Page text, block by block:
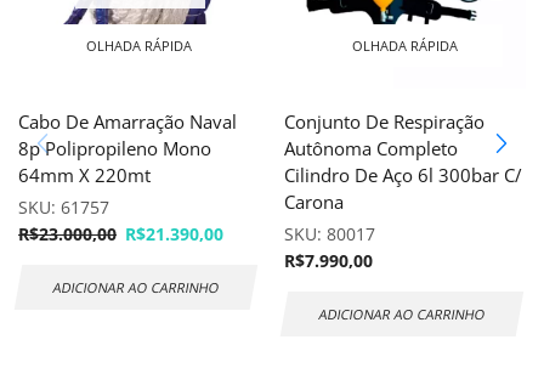
OLHADA RÁPIDA
Cabo De Amarração Naval
8p Polipropileno Mono
64mm X 220mt
SKU: 61757
R$23.000,00 R$21.390,00
ADICIONAR AO CARRINHO
OLHADA RÁPIDA
Conjunto De Respiração
Autônoma Completo
Cilindro De Aço 6l 300bar C/
Carona
SKU: 80017
R$7.990,00
ADICIONAR AO CARRINHO